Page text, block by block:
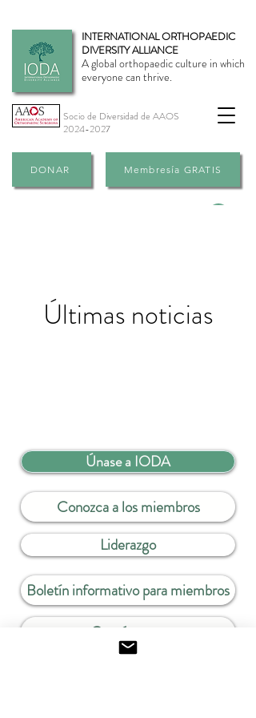
INTERNATIONAL ORTHOPAEDIC
DIVERSITY ALLIANCE
A global orthopaedic culture in which
everyone can thrive.
Socio de Diversidad de AAOS
2024-2027
DONAR Membresía GRATIS
Últimas noticias
Únase a IODA
Conozca a los miembros
Liderazgo
Boletín informativo para miembros
Contáctanos